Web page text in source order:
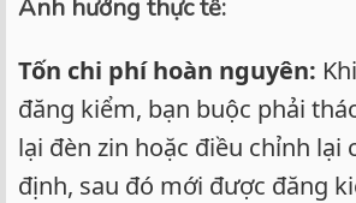
Ảnh hưởng thực tế:
Tốn chi phí hoàn nguyên:
đăng kiểm, bạn buộc phải
lại đèn zin hoặc điều chỉnh lại
định, sau đó mới được đăng